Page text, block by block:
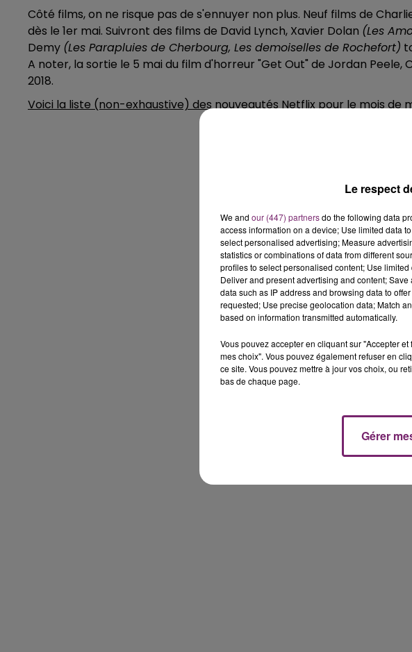
Côté films, on ne risque pas de s'ennuyer non plus. Neuf films de
dès le 1er mai. Suivront des films de David Lynch, Xavier Dolan (Les
Demy (Les Parapluies de Cherbourg, Les demoiselles de Rochefort)
A noter, la sortie le 5 mai du film d'horreur "Get Out" de Jordan Peele,
2018.
Voici la liste (non-exhaustive) des nouveautés Netflix pour le mois de
Le respect
We and our (447) partnersdo the following data
access information on a device; Use limited data
select personalised advertising; Measure
statistics or combinations of data from different
profiles to select personalised content; Use
Deliver and present advertising and content;
data such as IP address and browsing data to
requested; Use precise geolocation data; Match
based on information transmitted automatically.
Vous pouvez accepter en cliquant sur "Accepter
mes choix". Vous pouvez également refuser en
ce site. Vous pouvez mettre à jour vos choix, ou
bas de chaque page.
Gérer